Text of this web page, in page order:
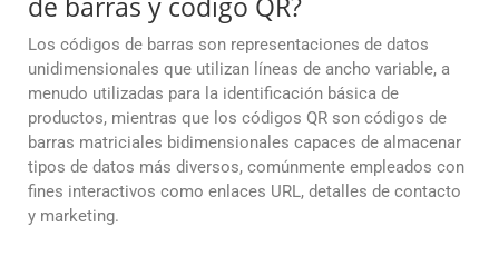
Los códigos de barras son representaciones de datos
unidimensionales que utilizan líneas de ancho variable, a
menudo utilizadas para la identificación básica de
productos, mientras que los códigos QR son códigos de
barras matriciales bidimensionales capaces de almacenar
tipos de datos más diversos, comúnmente empleados con
fines interactivos como enlaces URL, detalles de contacto
y marketing.